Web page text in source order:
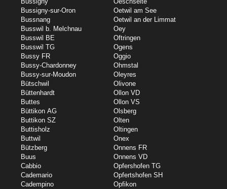
Bussigny-sur-Oron
Bussnang
Busswil b. Melchnau
Busswil BE
Busswil TG
Bussy FR
Bussy-Chardonney
Bussy-sur-Moudon
Bütschwil
Büttenhardt
Buttes
Büttikon AG
Buttikon SZ
Buttisholz
Buttwil
Bützberg
Buus
Cabbio
Cademario
Cadempino
Oetwil am See
Oetwil an der Limmat
Oey
Oftringen
Ogens
Oggio
Ohmstal
Oleyres
Olivone
Ollon VD
Ollon VS
Olsberg
Olten
Oltingen
Onex
Onnens FR
Onnens VD
Opfershofen TG
Opfertshofen SH
Opfikon